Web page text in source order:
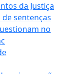
da Justiça
sentenças
no